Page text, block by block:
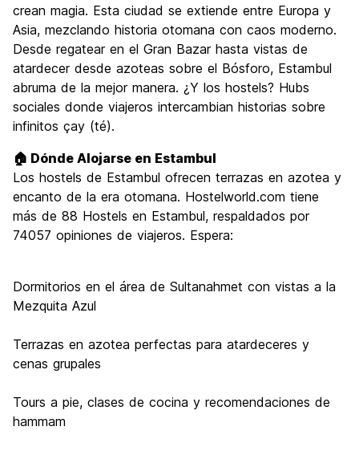
Calidad Precio
8.6
crean magia. Esta ciudad se extiende entre Europa y
Asia, mezclando historia otomana con caos moderno.
Desde regatear en el Gran Bazar hasta vistas de
atardecer desde azoteas sobre el Bósforo, Estambul
abruma de la mejor manera. ¿Y los hostels? Hubs
sociales donde viajeros intercambian historias sobre
infinitos çay (té).
🏠 Dónde Alojarse en Estambul
Los hostels de Estambul ofrecen terrazas en azotea y
encanto de la era otomana. Hostelworld.com tiene
más de 88 Hostels en Estambul, respaldados por
74057 opiniones de viajeros. Espera:
Dormitorios en el área de Sultanahmet con vistas a la
Mezquita Azul
Terrazas en azotea perfectas para atardeceres y
cenas grupales
Tours a pie, clases de cocina y recomendaciones de
hammam